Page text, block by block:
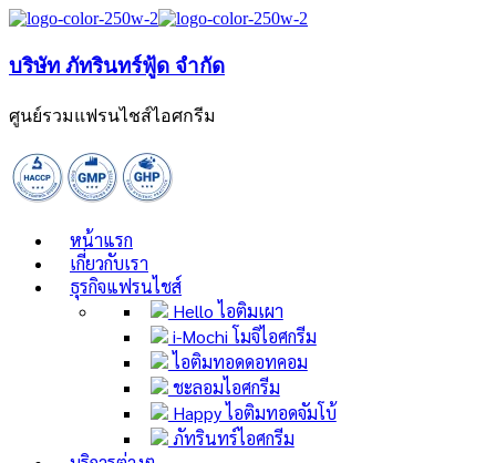
บริษัท ภัทรินทร์ฟู้ด จำกัด
ศูนย์รวมแฟรนไชส์ไอศกรีม
หน้าแรก
เกี่ยวกับเรา
ธุรกิจแฟรนไชส์
Hello ไอติมเผา
i-Mochi โมจิไอศกรีม
ไอติมทอดดอทคอม
ชะลอมไอศกรีม
Happy ไอติมทอดจัมโบ้
ภัทรินทร์ไอศกรีม